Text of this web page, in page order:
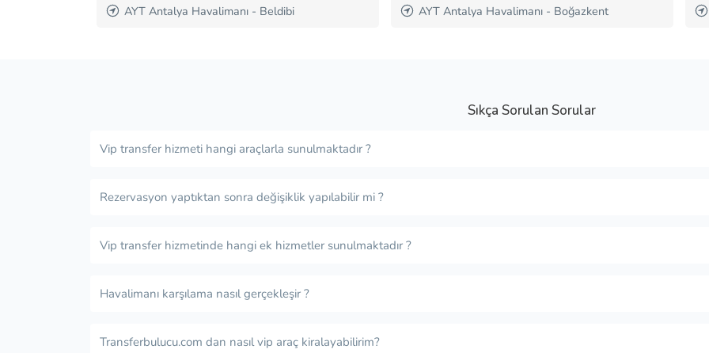
AYT Antalya Havalimanı - Boğazkent Antalya Havalimanı - Tekirova
Sıkça Sorulan Sorular
Vip transfer hizmeti hangi araçlarla sunulmaktadır ?
Rezervasyon yaptıktan sonra değişiklik yapılabilir mi ?
Vip transfer hizmetinde hangi ek hizmetler sunulmaktadır ?
Havalimanı karşılama nasıl gerçekleşir ?
Transferbulucu.com dan nasıl vip araç kiralayabilirim?